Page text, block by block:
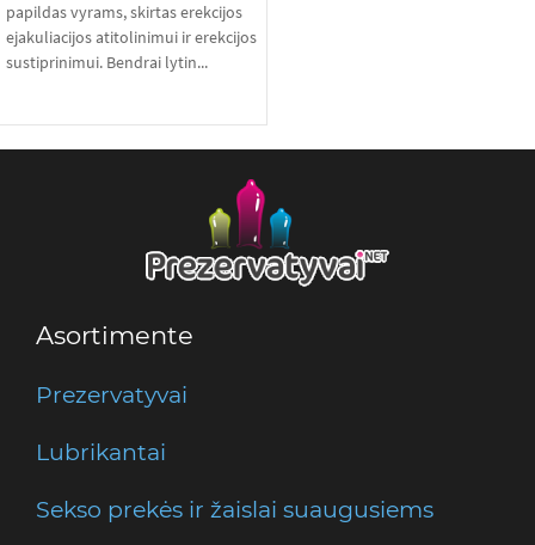
papildas vyrams, skirtas erekcijos
ejakuliacijos atitolinimui ir erekcijos
sustiprinimui. Bendrai lytin...
Asortimente
Prezervatyvai
Lubrikantai
Sekso prekės ir žaislai suaugusiems